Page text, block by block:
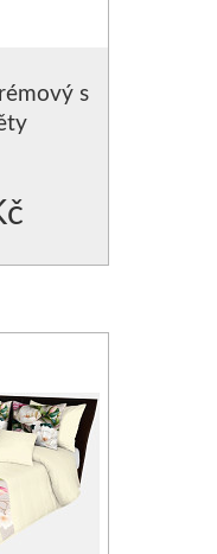
s